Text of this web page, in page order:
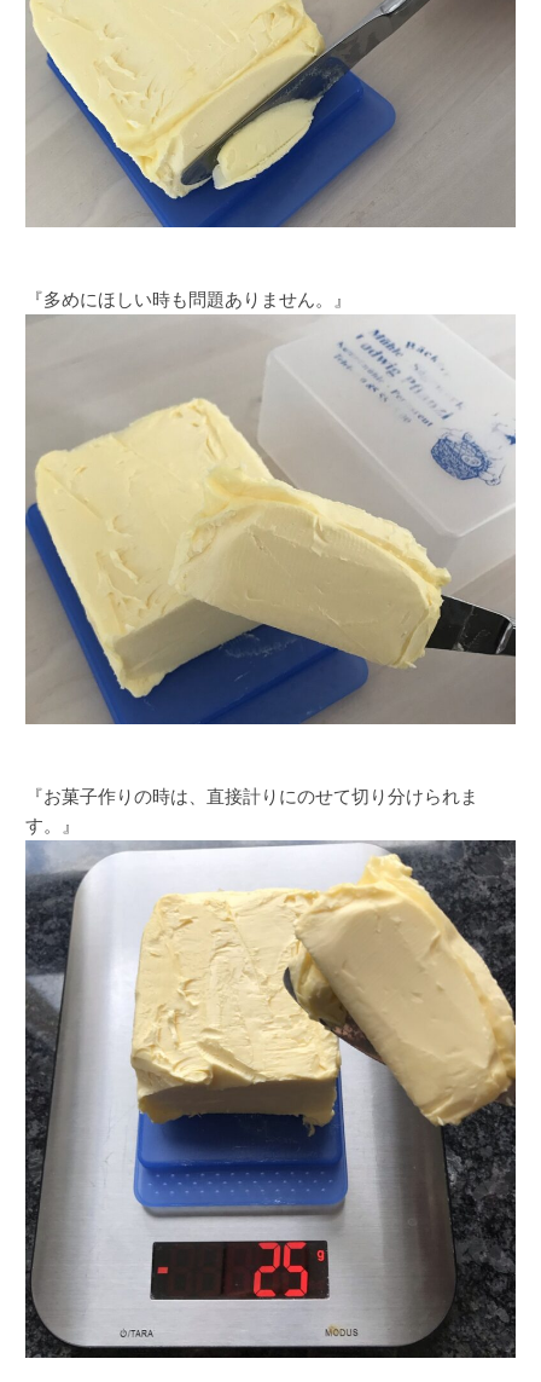
『多めにほしい時も問題ありません。』
『お菓子作りの時は、直接計りにのせて切り分けられま
す。』